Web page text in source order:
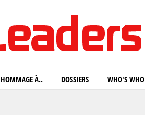
HOMMAGE À.. DOSSIERS WHO'S WHO